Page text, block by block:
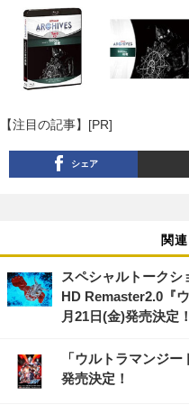
【注目の記事】[PR]
シェア
関
スペシャルトークシ
HD Remaster2.0『
月21日(金)発売決定！
「ウルトラマンジ
発売決定！